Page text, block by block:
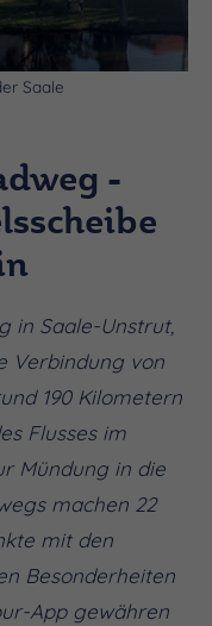
Saale
-
in Saale-Unstrut,
Verbindung von
190 Kilometern
Flusses im
Mündung in die
machen 22
mit den
Besonderheiten
App gewähren